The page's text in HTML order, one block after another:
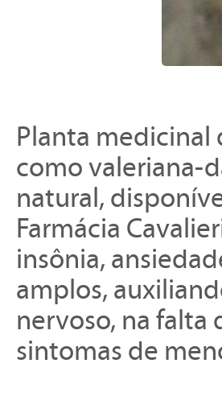
Planta medicinal
como valeriana-
natural,
Farmácia
insônia,
amplos,
nervoso, na falta
sintomas de